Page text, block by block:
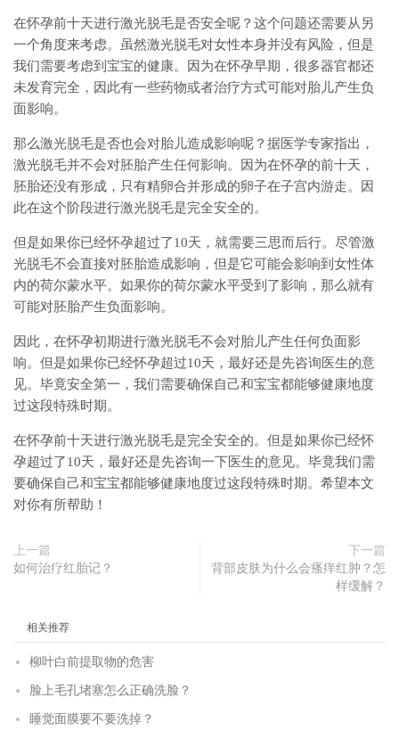
在怀孕前十天进行激光脱毛是否安全呢？这个问题还需要从另
一个角度来考虑。虽然激光脱毛对女性本身并没有风险，但是
我们需要考虑到宝宝的健康。因为在怀孕早期，很多器官都还
未发育完全，因此有一些药物或者治疗方式可能对胎儿产生负
面影响。
那么激光脱毛是否也会对胎儿造成影响呢？据医学专家指出，
激光脱毛并不会对胚胎产生任何影响。因为在怀孕的前十天，
胚胎还没有形成，只有精卵合并形成的卵子在子宫内游走。因
此在这个阶段进行激光脱毛是完全安全的。
但是如果你已经怀孕超过了10天，就需要三思而后行。尽管激
光脱毛不会直接对胚胎造成影响，但是它可能会影响到女性体
内的荷尔蒙水平。如果你的荷尔蒙水平受到了影响，那么就有
可能对胚胎产生负面影响。
因此，在怀孕初期进行激光脱毛不会对胎儿产生任何负面影
响。但是如果你已经怀孕超过10天，最好还是先咨询医生的意
见。毕竟安全第一，我们需要确保自己和宝宝都能够健康地度
过这段特殊时期。
在怀孕前十天进行激光脱毛是完全安全的。但是如果你已经怀
孕超过了10天，最好还是先咨询一下医生的意见。毕竟我们需
要确保自己和宝宝都能够健康地度过这段特殊时期。希望本文
对你有所帮助！
上一篇
如何治疗红胎记？
下一篇
背部皮肤为什么会瘙痒红肿？怎
样缓解？
相关推荐
柳叶白前提取物的危害
脸上毛孔堵塞怎么正确洗脸？
睡觉面膜要不要洗掉？